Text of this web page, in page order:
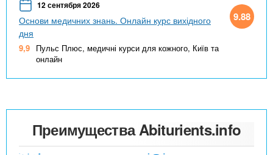
9.88
12 сентября 2026
Основи медичних знань. Онлайн курс вихідного
дня
9,9 Пульс Плюс, медичні курси для кожного, Київ та
онлайн
Преимущества Abiturients.info